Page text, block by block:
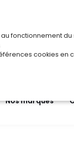
Nos marques
fonctionnement
cookies en